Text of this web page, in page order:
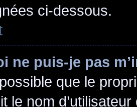
ci-dessous.
ne puis-je pas
que le
le nom